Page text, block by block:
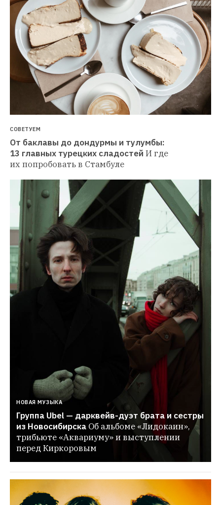
СОВЕТУЕМ
От баклавы до дондурмы и тулумбы:
13 главных турецких сладостей И где
их попробовать в Стамбуле
НОВАЯ МУЗЫКА
Группа Ubel — дарквейв-дуэт брата и сестры
из Новосибирска Об альбоме «Лидокаин»,
трибьюте «Аквариуму» и выступлении
перед Киркоровым